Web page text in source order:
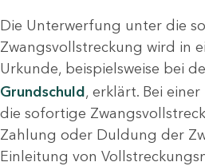
Die Unterwerfung unter die
Zwangsvollstreckung wird in
Urkunde, beispielsweise bei
Grundschuld, erklärt. Bei
die sofortige
Zahlung oder Duldung der
Einleitung von